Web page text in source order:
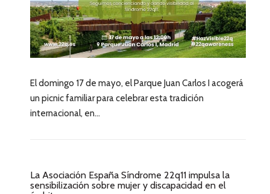
El domingo 17 de mayo, el Parque Juan Carlos I acogerá
un picnic familiar para celebrar esta tradición
internacional, en...
La Asociación España Síndrome 22q11 impulsa la
sensibilización sobre mujer y discapacidad en el